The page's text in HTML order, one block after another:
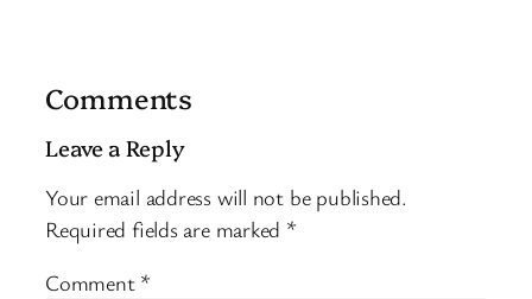
Comments
Leave a Reply
Your email address will not be published.
Required fields are marked *
Comment *